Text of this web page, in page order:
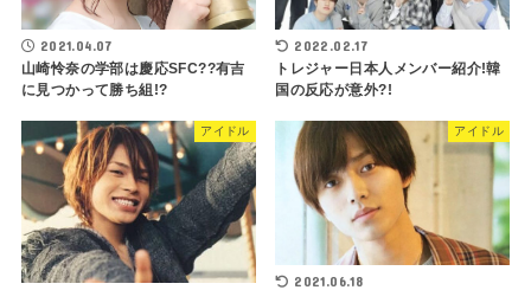
2021.04.07
山崎怜奈の学部は慶応SFC??有吉
に見つかって勝ち組!?
2022.02.17
トレジャー日本人メンバー紹介!韓
国の反応が意外?!
アイドル アイドル
2021.06.18